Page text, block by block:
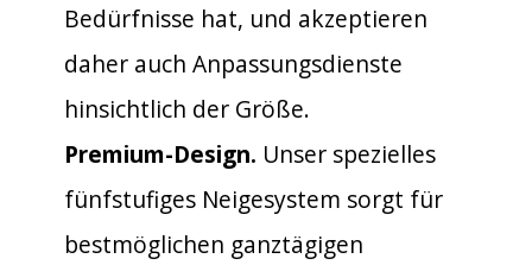
Bedürfnisse hat, und akzeptieren
daher auch Anpassungsdienste
hinsichtlich der Größe.
Premium-Design. Unser spezielles
fünfstufiges Neigesystem sorgt für
bestmöglichen ganztägigen